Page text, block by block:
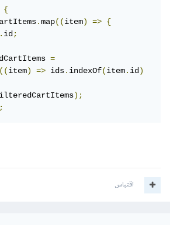
{
.map((item) =>
{
.id;
=
((item) => ids.indexOf(item.id)
);
اقتباس